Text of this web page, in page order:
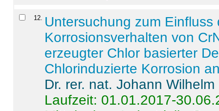
12
Untersuchung zum
Korrosionsverhalten von
erzeugter Chlor basierter
Chlorinduzierte Korrosion
Dr. rer. nat. Johann
Laufzeit: 01.01.2017-